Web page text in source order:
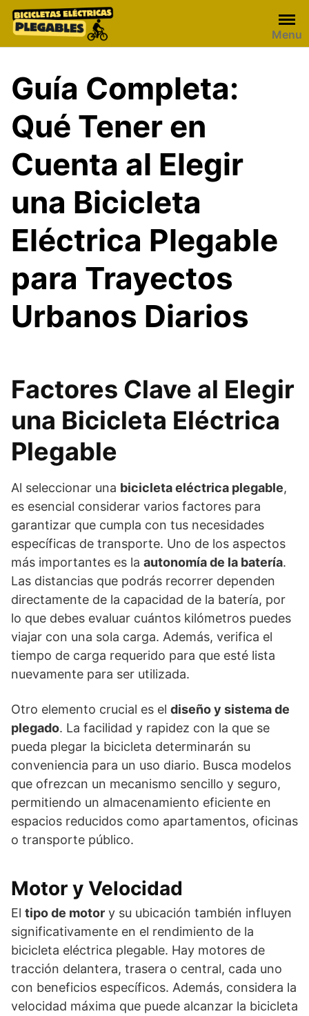
Skip
Menu
Guía Completa:
Qué Tener en
Cuenta al Elegir
una Bicicleta
Eléctrica Plegable
para Trayectos
Urbanos Diarios
Factores Clave al Elegir
una Bicicleta Eléctrica
Plegable
Al seleccionar una bicicleta eléctrica plegable,
es esencial considerar varios factores para
garantizar que cumpla con tus necesidades
específicas de transporte. Uno de los aspectos
más importantes es la autonomía de la batería.
Las distancias que podrás recorrer dependen
directamente de la capacidad de la batería, por
lo que debes evaluar cuántos kilómetros puedes
viajar con una sola carga. Además, verifica el
tiempo de carga requerido para que esté lista
nuevamente para ser utilizada.
Otro elemento crucial es el diseño y sistema de
plegado. La facilidad y rapidez con la que se
pueda plegar la bicicleta determinarán su
conveniencia para un uso diario. Busca modelos
que ofrezcan un mecanismo sencillo y seguro,
permitiendo un almacenamiento eficiente en
espacios reducidos como apartamentos, oficinas
o transporte público.
Motor y Velocidad
El tipo de motor y su ubicación también influyen
significativamente en el rendimiento de la
bicicleta eléctrica plegable. Hay motores de
tracción delantera, trasera o central, cada uno
con beneficios específicos. Además, considera la
velocidad máxima que puede alcanzar la bicicleta